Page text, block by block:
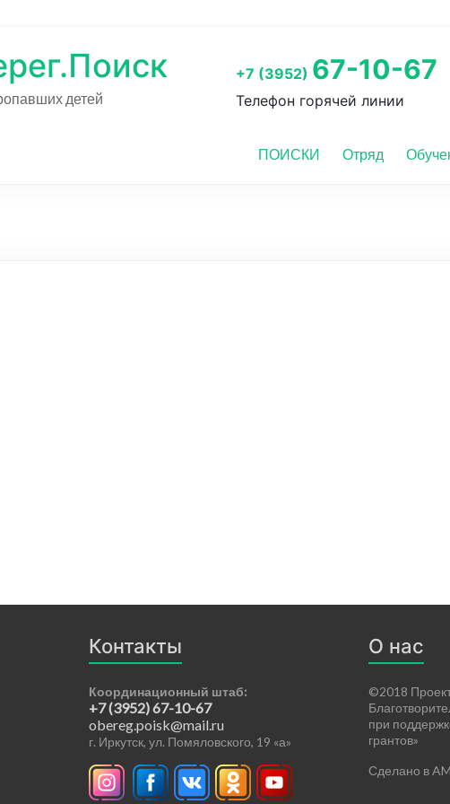
детей
+7 (3952) 67-10-67
Телефон горячей линии
ПОИСКИ Отряд
Контакты
Координационный штаб:
+7 (3952) 67-10-67
obereg.poisk@mail.ru
г. Иркутск, ул. Помяловского, 19 «а»
О нас
©2018
при
грантов»
Сделано в